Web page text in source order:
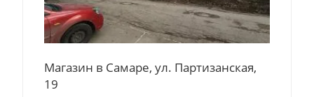
Магазин в Самаре, ул. Партизанская,
19